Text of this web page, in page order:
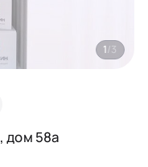
дом 58а
1/3